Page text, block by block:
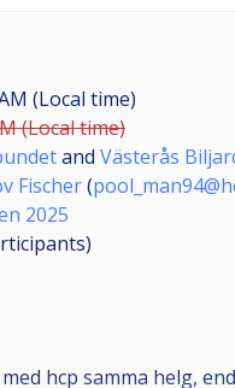
(Local time)
(Local time)
and Västerås
Fischer(
2025
)
hcp samma helg,